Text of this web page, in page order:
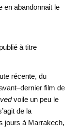
en abandonnait le
à titre
récente, du
film de
voile un peu le
de la
jours à Marrakech,